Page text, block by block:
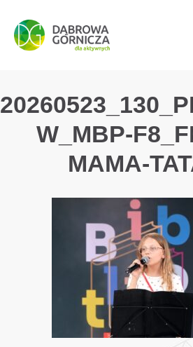
PRZEJDŹ DO MENU
PRZEJDŹ DO WYSZUKIWARKI
PRZEJDŹ DO TREŚCI
W_MBP-
MAMA-